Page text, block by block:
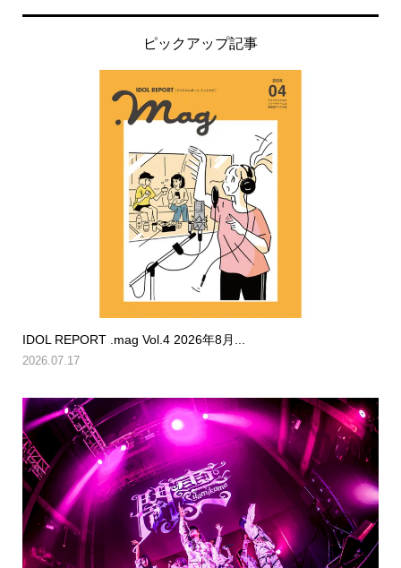
ピックアップ記事
IDOL REPORT .mag Vol.4 2026年8月...
2026.07.17